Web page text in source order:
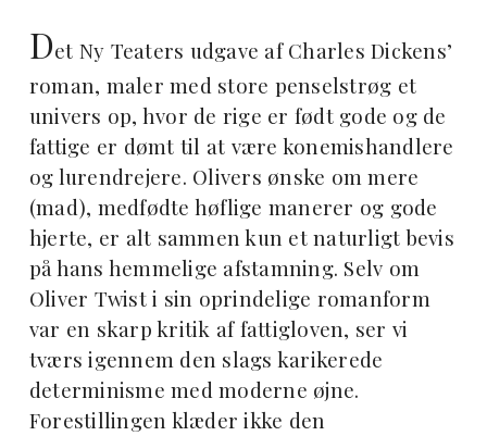
Det Ny Teaters udgave af Charles Dickens’
roman, maler med store penselstrøg et
univers op, hvor de rige er født gode og de
fattige er dømt til at være konemishandlere
og lurendrejere. Olivers ønske om mere
(mad), medfødte høflige manerer og gode
hjerte, er alt sammen kun et naturligt bevis
på hans hemmelige afstamning. Selv om
Oliver Twist i sin oprindelige romanform
var en skarp kritik af fattigloven, ser vi
tværs igennem den slags karikerede
determinisme med moderne øjne.
Forestillingen klæder ikke den